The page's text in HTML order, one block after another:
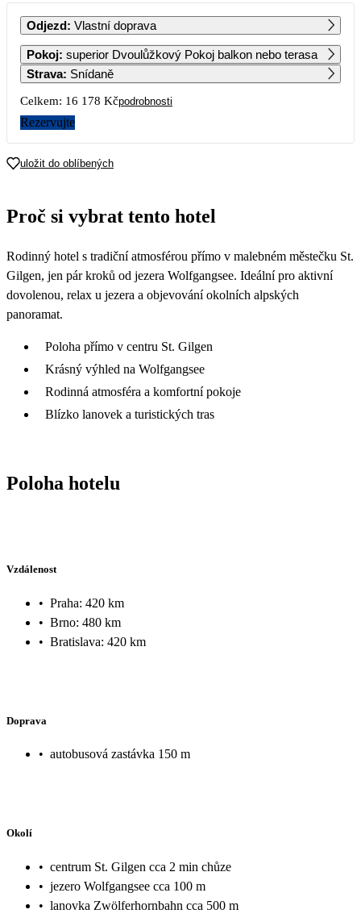
PO ÚT ST ČT PÁ SO NE
1
8 429
2
8 429
3
8 429
4
8 429
5
8 429
6
8 429
7
8 429
8 9 10 11
12
8 089 8 089 8 089 8 089 8 089 8 089 8 089
19 20
26
8 089
27 28 29
Odjezd: Vlastní doprava
Pokoj: superior Dvoulůžkový Pokoj balkon nebo terasa
Strava: Snídaně
Celkem: 16 178 Kčpodrobnosti
Rezervujte
uložit do oblíbených
Proč si vybrat tento hotel
Rodinný hotel s tradiční atmosférou přímo v malebném městečku St.
Gilgen, jen pár kroků od jezera Wolfgangsee. Ideální pro aktivní
dovolenou, relax u jezera a objevování okolních alpských
panoramat.
Poloha přímo v centru St. Gilgen
Krásný výhled na Wolfgangsee
Rodinná atmosféra a komfortní pokoje
Blízko lanovek a turistických tras
Poloha hotelu
Vzdálenost
• Praha: 420 km
• Brno: 480 km
• Bratislava: 420 km
Doprava
• autobusová zastávka 150 m
Okolí
• centrum St. Gilgen cca 2 min chůze
• jezero Wolfgangsee cca 100 m
• lanovka Zwölferhornbahn cca 500 m